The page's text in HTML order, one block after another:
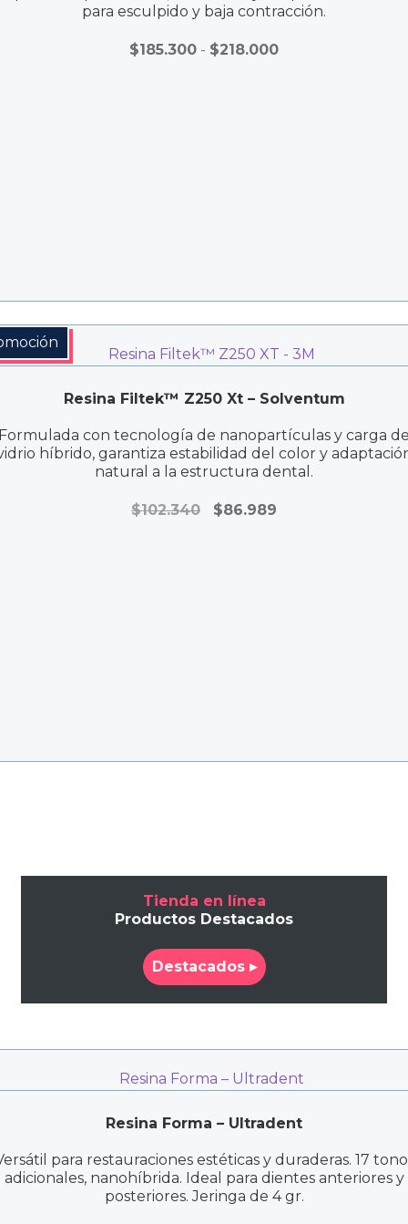
para esculpido y baja contracción.
$185.300 - $218.000Rango
Resina Filtek™ Z250 Xt – Solventum
con tecnología de nanopartículas y carga
híbrido, garantiza estabilidad del color y
natural a la estructura dental.
$102.340
El$86.989El
Tienda en línea
Productos Destacados
Destacados ▸
Resina Forma – Ultradent
para restauraciones estéticas y duraderas. 17
adicionales, nanohíbrida. Ideal para dientes anteriores y
posteriores. Jeringa de 4 gr.